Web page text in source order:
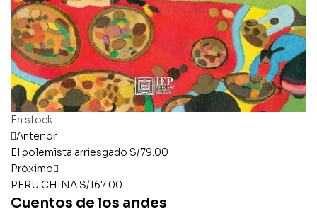
En stock
Anterior
El polemista arriesgado S/79.00
Próximo
PERU CHINA S/167.00
Cuentos de los andes